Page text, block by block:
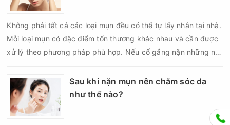
Không phải tất cả các loại mụn đều có thể tự lấy nhân tại nhà.
Mỗi loại mụn có đặc điểm tổn thương khác nhau và cần được
xử lý theo phương pháp phù hợp. Nếu cố gắng nặn những nốt
nên nghiêm trọng hơn, làm tăng nguy cơ nhiễm trùng, để lại
thâm hoặc sẹo khó phục hồi.
Sau khi nặn mụn nên chăm sóc da
như thế nào?